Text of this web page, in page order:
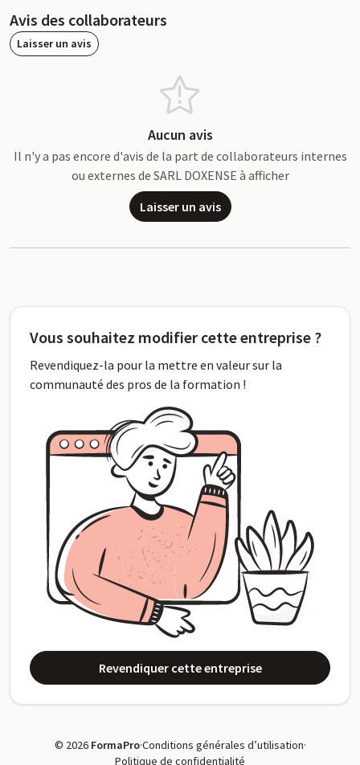
Avis des collaborateurs
Laisser un avis
Aucun avis
Il n'y a pas encore d'avis de la part de collaborateurs internes
ou externes de SARL DOXENSE à afficher
Laisser un avis
Vous souhaitez modifier cette entreprise ?
Revendiquez-la pour la mettre en valeur sur la
communauté des pros de la formation !
Revendiquer cette entreprise
© 2026 FormaPro·Conditions générales d’utilisation·
Politique de confidentialité